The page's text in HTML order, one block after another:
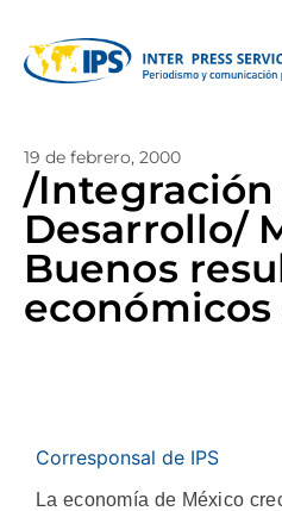
19 de febrero, 2000
/Integración
Desarrollo/
Buenos
económicos
Corresponsal de IPS
La economía de México